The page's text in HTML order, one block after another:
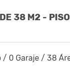
/ 0 Garaje / 38